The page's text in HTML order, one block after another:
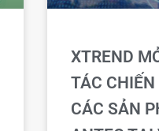
XTREND
TÁC
CÁC SẢN